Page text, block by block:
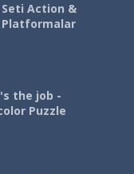
Seti Action &
Platformalar
the job -
Puzzle